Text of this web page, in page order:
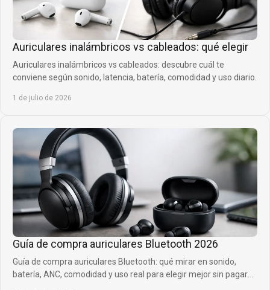
Auriculares inalámbricos vs cableados: qué elegir
Auriculares inalámbricos vs cableados: descubre cuál te
conviene según sonido, latencia, batería, comodidad y uso diario.
1 de julio de 2026
Guía de compra auriculares Bluetooth 2026
Guía de compra auriculares Bluetooth: qué mirar en sonido,
batería, ANC, comodidad y uso real para elegir mejor sin pagar